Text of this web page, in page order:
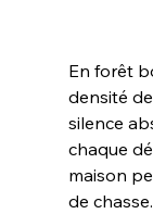
En forêt
densité
silence
chaque
maison
de